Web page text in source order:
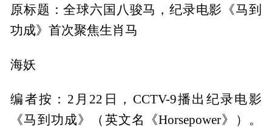
原标题：全球六国八骏马，纪录电影《马到
功成》首次聚焦生肖马
海妖
编者按：2月22日，CCTV-9播出纪录电影
《马到功成》（英文名《Horsepower》）。